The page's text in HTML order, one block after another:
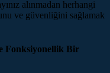
alınmadan herhangi
ve güvenliğini sağlamak
Fonksiyonellik Bir